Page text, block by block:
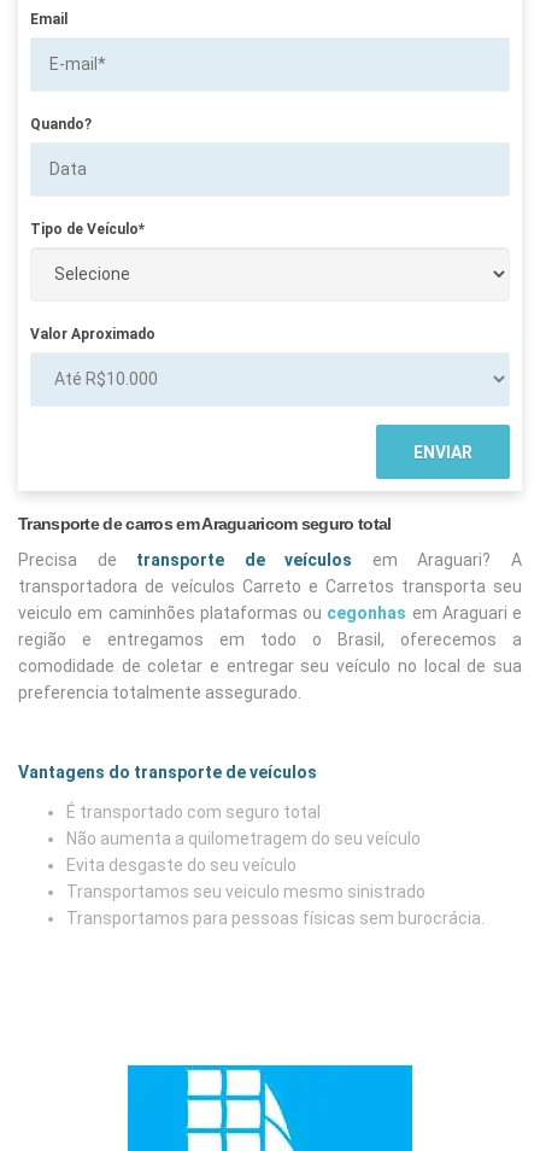
Email
Quando?
Tipo de Veículo*
Valor Aproximado
Transporte de carros em Araguaricom seguro total
Precisa de transporte de veículos em Araguari? A
transportadora de veículos Carreto e Carretos transporta seu
veiculo em caminhões plataformas ou cegonhas em Araguari e
região e entregamos em todo o Brasil, oferecemos a
comodidade de coletar e entregar seu veículo no local de sua
preferencia totalmente assegurado.
Vantagens do transporte de veículos
É transportado com seguro total
Não aumenta a quilometragem do seu veículo
Evita desgaste do seu veículo
Transportamos seu veiculo mesmo sinistrado
Transportamos para pessoas físicas sem burocrácia.